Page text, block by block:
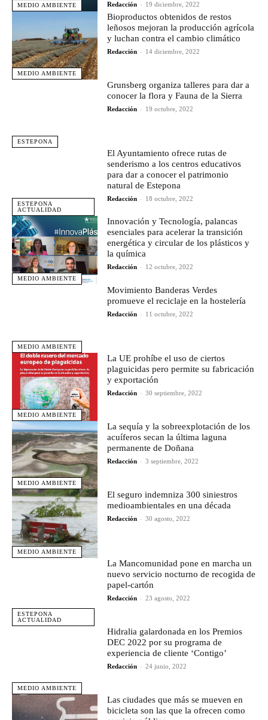
MEDIO AMBIENTE Redacción - 19 diciembre, 2022
MEDIO AMBIENTE
Bioproductos obtenidos de restos
leñosos mejoran la producción agrícola
y luchan contra el cambio climático
Redacción - 14 diciembre, 2022
ESTEPONA
Grunsberg organiza talleres para dar a
conocer la flora y Fauna de la Sierra
Redacción - 19 octubre, 2022
ESTEPONA
ACTUALIDAD
El Ayuntamiento ofrece rutas de
senderismo a los centros educativos
para dar a conocer el patrimonio
natural de Estepona
Redacción - 18 octubre, 2022
MEDIO AMBIENTE
Innovación y Tecnología, palancas
esenciales para acelerar la transición
energética y circular de los plásticos y
la química
Redacción - 12 octubre, 2022
MEDIO AMBIENTE
Movimiento Banderas Verdes
promueve el reciclaje en la hostelería
Redacción - 11 octubre, 2022
MEDIO AMBIENTE
La UE prohíbe el uso de ciertos
plaguicidas pero permite su fabricación
y exportación
Redacción - 30 septiembre, 2022
MEDIO AMBIENTE
La sequía y la sobreexplotación de los
acuíferos secan la última laguna
permanente de Doñana
Redacción - 3 septiembre, 2022
MEDIO AMBIENTE
El seguro indemniza 300 siniestros
medioambientales en una década
Redacción - 30 agosto, 2022
ESTEPONA
ACTUALIDAD
La Mancomunidad pone en marcha un
nuevo servicio nocturno de recogida de
papel-cartón
Redacción - 23 agosto, 2022
MEDIO AMBIENTE
Hidralia galardonada en los Premios
DEC 2022 por su programa de
experiencia de cliente ‘Contigo’
Redacción - 24 junio, 2022
Las ciudades que más se mueven en
bicicleta son las que la ofrecen como